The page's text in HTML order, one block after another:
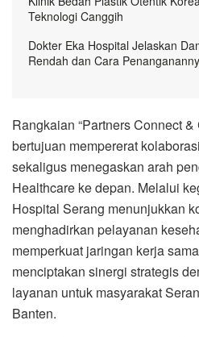
Teknologi Canggih
Dokter Eka Hospital Jelaskan
Rendah dan Cara
Rangkaian “Partners Connect
bertujuan mempererat
sekaligus menegaskan arah
Healthcare ke depan. Melalui
Hospital Serang menunjukkan
menghadirkan pelayanan
memperkuat jaringan kerja
menciptakan sinergi strategis
layanan untuk masyarakat
Banten.